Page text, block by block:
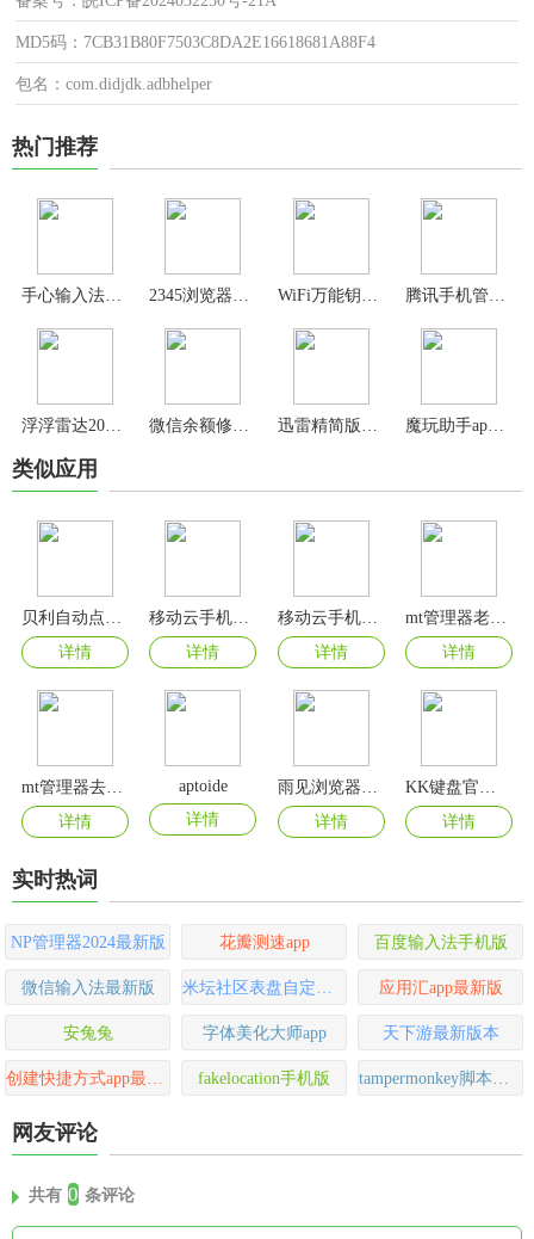
MD5码：7CB31B80F7503C8DA2E16618681A88F4
包名：com.didjdk.adbhelper
热门推荐
手心输入法免费版
浮浮雷达2024最新版
类似应用
详情
详情
移动云手机app
详情
详情
mt管理器去广告版
详情
aptoide
详情
详情
详情
实时热词
NP管理器2024最新版 花瓣测速app 百度输入法手机版
微信输入法最新版 应用汇app最新版
安兔兔 字体美化大师app 天下游最新版本
fakelocation手机版
网友评论
共有 0 条评论